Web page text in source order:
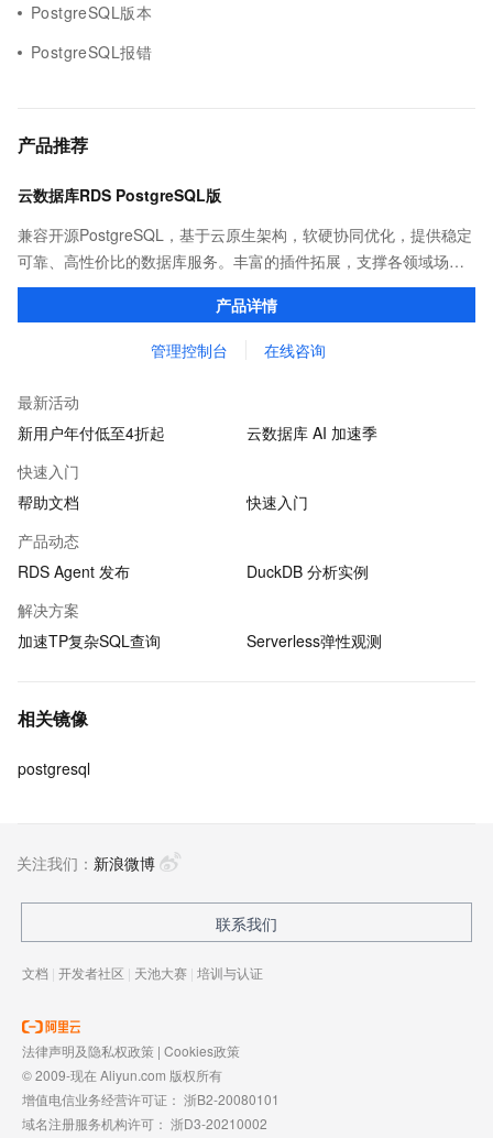
PostgreSQL版本
PostgreSQL报错
产品推荐
云数据库RDS PostgreSQL版
兼容开源PostgreSQL，基于云原生架构，软硬协同优化，提供稳定
可靠、高性价比的数据库服务。丰富的插件拓展，支撑各领域场景
化业务。
产品详情
管理控制台 在线咨询
最新活动
新用户年付低至4折起
云数据库 AI 加速季
快速入门
帮助文档
快速入门
产品动态
RDS Agent 发布
DuckDB 分析实例
解决方案
加速TP复杂SQL查询
Serverless弹性观测
相关镜像
postgresql
关注我们： 新浪微博
联系我们
文档 | 开发者社区 | 天池大赛 | 培训与认证
法律声明及隐私权政策 | Cookies政策
© 2009-现在 Aliyun.com 版权所有
增值电信业务经营许可证： 浙B2-20080101
域名注册服务机构许可： 浙D3-20210002